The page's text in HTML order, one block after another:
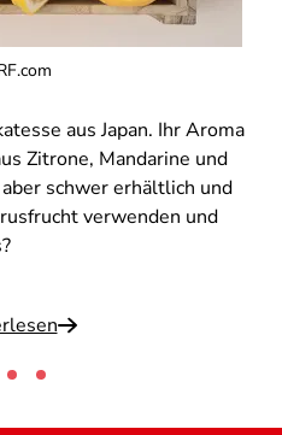
aus Japan. Ihr Aroma
Zitrone, Mandarine und
schwer erhältlich und
verwenden und